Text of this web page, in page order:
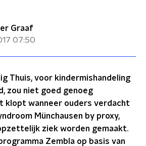
Graaf
07:50
Thuis, voor kindermishandeling
zou niet goed genoeg
klopt wanneer ouders verdacht
Münchausen by proxy,
ziek worden gemaakt.
Zembla op basis van